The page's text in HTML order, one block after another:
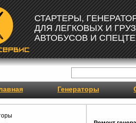
СТАРТЕРЫ,
ДЛЯ ЛЕГКОВЫХ И
АВТОБУСОВ И
Генераторы